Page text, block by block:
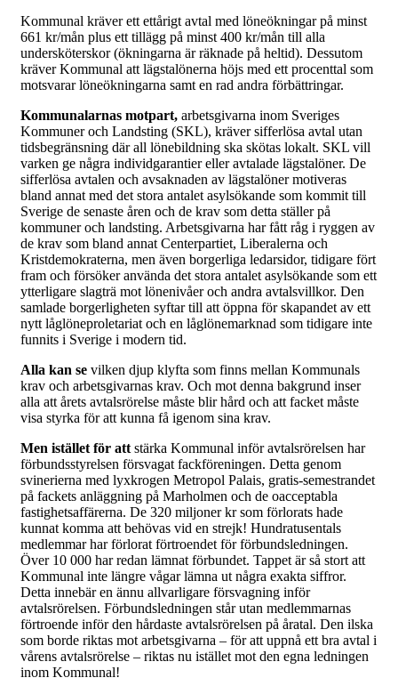
Kommunal kräver ett ettårigt avtal med löneökningar på minst
661 kr/mån plus ett tillägg på minst 400 kr/mån till alla
undersköterskor (ökningarna är räknade på heltid). Dessutom
kräver Kommunal att lägstalönerna höjs med ett procenttal som
motsvarar löneökningarna samt en rad andra förbättringar.
Kommunalarnas motpart, arbetsgivarna inom Sveriges
Kommuner och Landsting (SKL), kräver sifferlösa avtal utan
tidsbegränsning där all lönebildning ska skötas lokalt. SKL vill
varken ge några individgarantier eller avtalade lägstalöner. De
sifferlösa avtalen och avsaknaden av lägstalöner motiveras
bland annat med det stora antalet asylsökande som kommit till
Sverige de senaste åren och de krav som detta ställer på
kommuner och landsting. Arbetsgivarna har fått råg i ryggen av
de krav som bland annat Centerpartiet, Liberalerna och
Kristdemokraterna, men även borgerliga ledarsidor, tidigare fört
fram och försöker använda det stora antalet asylsökande som ett
ytterligare slagträ mot lönenivåer och andra avtalsvillkor. Den
samlade borgerligheten syftar till att öppna för skapandet av ett
nytt låglöneproletariat och en låglönemarknad som tidigare inte
funnits i Sverige i modern tid.
Alla kan se vilken djup klyfta som finns mellan Kommunals
krav och arbetsgivarnas krav. Och mot denna bakgrund inser
alla att årets avtalsrörelse måste blir hård och att facket måste
visa styrka för att kunna få igenom sina krav.
Men istället för att stärka Kommunal inför avtalsrörelsen har
förbundsstyrelsen försvagat fackföreningen. Detta genom
svinerierna med lyxkrogen Metropol Palais, gratis-semestrandet
på fackets anläggning på Marholmen och de oacceptabla
fastighetsaffärerna. De 320 miljoner kr som förlorats hade
kunnat komma att behövas vid en strejk! Hundratusentals
medlemmar har förlorat förtroendet för förbundsledningen.
Över 10 000 har redan lämnat förbundet. Tappet är så stort att
Kommunal inte längre vågar lämna ut några exakta siffror.
Detta innebär en ännu allvarligare försvagning inför
avtalsrörelsen. Förbundsledningen står utan medlemmarnas
förtroende inför den hårdaste avtalsrörelsen på åratal. Den ilska
som borde riktas mot arbetsgivarna – för att uppnå ett bra avtal i
vårens avtalsrörelse – riktas nu istället mot den egna ledningen
inom Kommunal!